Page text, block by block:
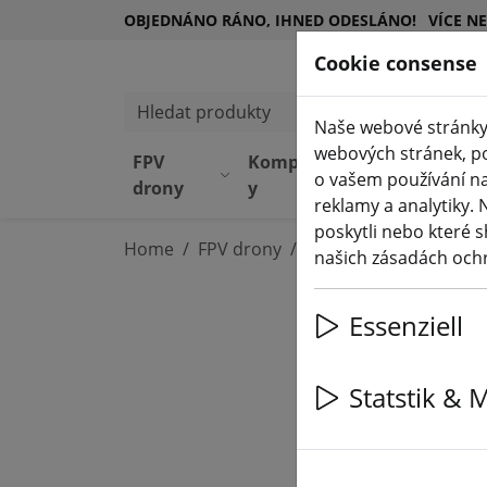
OBJEDNÁNO RÁNO, IHNED ODESLÁNO! VÍCE
Hledat produkty
FPV
drony
Komponent
y
Vybaven
í
Home FPV drony RTF, BNF A PNP
Cookie consense
Naše webové
webových stránek,
o vašem používání
reklamy a analytiky.
poskytli nebo které
našich zásadách
Essenziell
Statstik &